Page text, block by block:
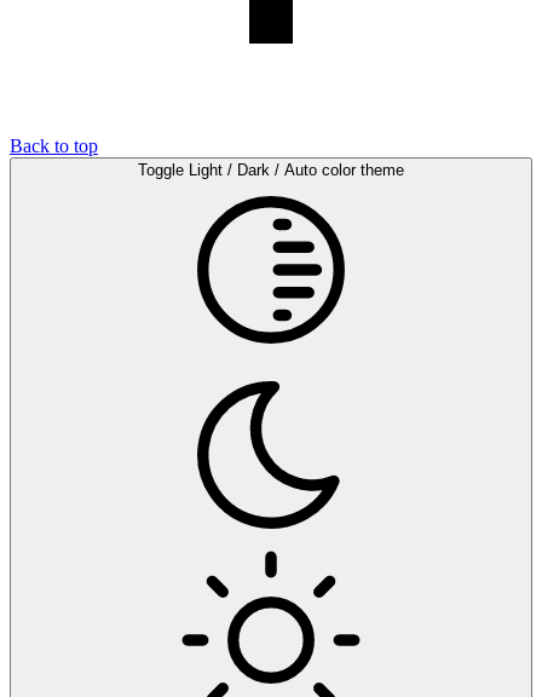
Back to top
Toggle Light / Dark / Auto color theme